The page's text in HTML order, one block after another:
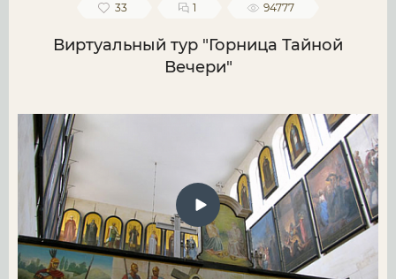
33 1 94777
Виртуальный тур "Горница Тайной
Вечери"